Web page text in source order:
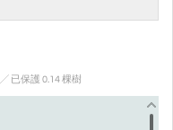
╱ 已保護 0.14 棵樹